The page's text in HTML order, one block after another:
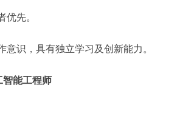
优先。
意识，具有独立学习及创新能力。
能工程师